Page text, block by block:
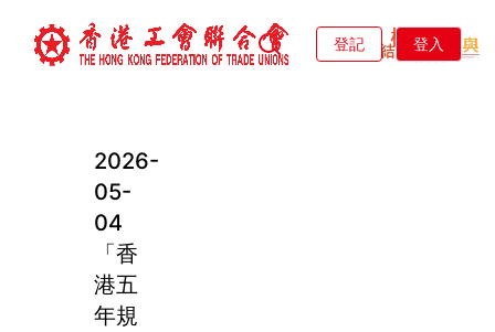
登記 登入
2026-
05-
04
「香
港五
年規